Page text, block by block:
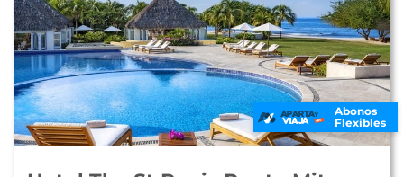
Abonos
Flexibles